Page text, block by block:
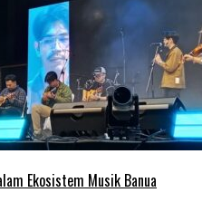
Ekosistem Musik Banua